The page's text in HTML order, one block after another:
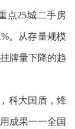
点25城二手房
。从存量规模
牌量下降的趋
科大国盾，烽
成果一一全国